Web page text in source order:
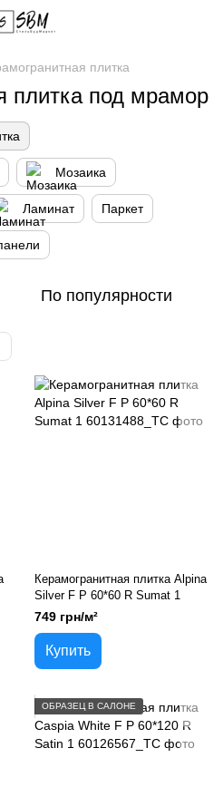
плитка
плитка под мрамор
Мозаика
Ламинат Паркет
По популярности
Керамогранитная плитка Alpina
Silver F P 60*60 R Sumat 1
749 грн/м²
Купить
ОБРАЗЕЦ В САЛОНЕ